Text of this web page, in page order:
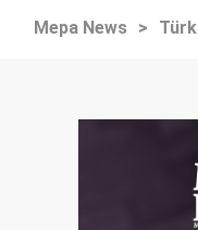
Mepa News >